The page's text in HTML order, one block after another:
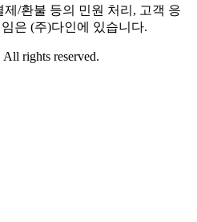
/환불 등의 민원 처리, 고객 응
은 (주)다인에 있습니다.
rights reserved.